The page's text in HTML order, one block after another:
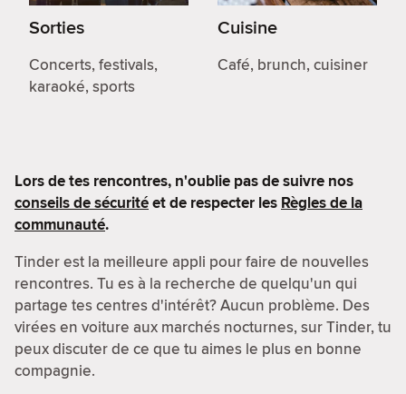
Sorties
Concerts, festivals,
karaoké, sports
Cuisine
Café, brunch, cuisiner
Lors de tes rencontres, n'oublie pas de suivre nos
conseils de sécuritéet de respecter les Règles de la
communauté.
Tinder est la meilleure appli pour faire de nouvelles
rencontres. Tu es à la recherche de quelqu'un qui
partage tes centres d'intérêt? Aucun problème. Des
virées en voiture aux marchés nocturnes, sur Tinder, tu
peux discuter de ce que tu aimes le plus en bonne
compagnie.